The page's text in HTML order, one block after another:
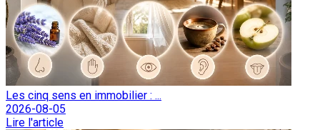
Les cinq sens en immobilier : ...
2026-08-05
Lire l'article